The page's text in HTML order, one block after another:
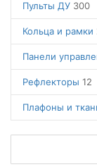
Пульты ДУ 300
Кольца и рамки
Панели
Рефлекторы 12
Плафоны и